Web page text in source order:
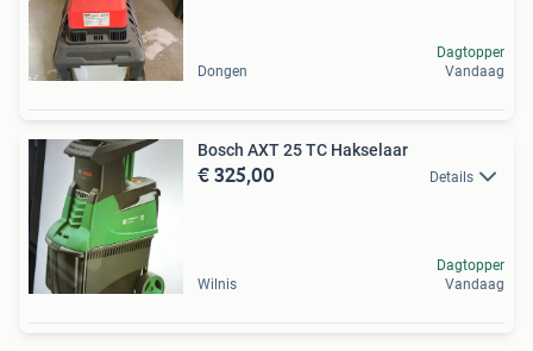
Dongen
Dagtopper
Vandaag
Bosch AXT 25 TC Hakselaar
€ 325,00 Details
Wilnis
Dagtopper
Vandaag